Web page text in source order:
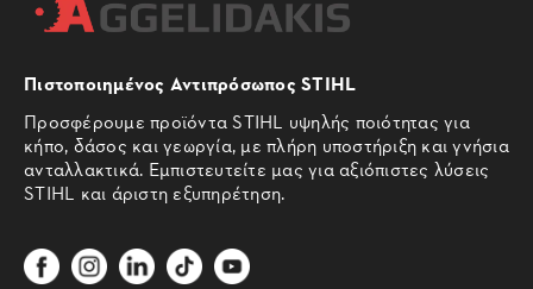
Πιστοποιημένος Αντιπρόσωπος STIHL
Προσφέρουμε προϊόντα STIHL υψηλής ποιότητας για
κήπο, δάσος και γεωργία, με πλήρη υποστήριξη και γνήσια
ανταλλακτικά. Εμπιστευτείτε μας για αξιόπιστες λύσεις
STIHL και άριστη εξυπηρέτηση.